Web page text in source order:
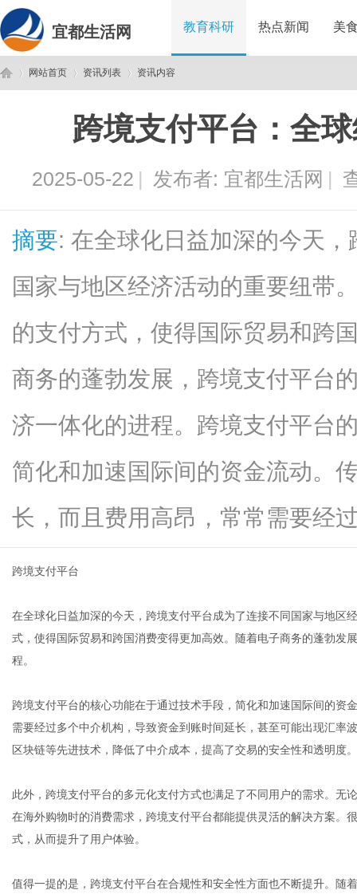
宜都生活网 教育科研 热点新闻 美
网站首页 资讯列表
›
资讯内容
跨境支付平台：全
2025-05-22 | 发布者: 宜都生活网 |
摘要: 在全球化日益加深的今天
国家与地区经济活动的重要纽带
的支付方式，使得国际贸易和跨
商务的蓬勃发展，跨境支付平台
济一体化的进程。跨境支付平台
简化和加速国际间的资金流动。
长，而且费用高昂，常常需要经
跨境支付平台
在全球化日益加深的今天，跨境支付平台成为了连接不同国家与地区
式，使得国际贸易和跨国消费变得更加高效。随着电子商务的蓬勃发
程。
跨境支付平台的核心功能在于通过技术手段，简化和加速国际间的资
需要经过多个中介机构，导致资金到账时间延长，甚至可能出现汇率
区块链等先进技术，降低了中介成本，提高了交易的安全性和透明度。
此外，跨境支付平台的多元化支付方式也满足了不同用户的需求。无
在海外购物时的消费需求，跨境支付平台都能提供灵活的解决方案。
式，从而提升了用户体验。
值得一提的是，跨境支付平台在合规性和安全性方面也不断提升。随